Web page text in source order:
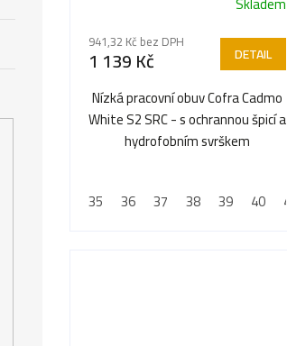
941,32 Kč bez DPH
1 139 Kč DETAIL
Nízká pracovní obuv Cofra Cadmo
White S2 SRC - s ochrannou špicí a
hydrofobním svrškem
35 36 37 38 39 40 41